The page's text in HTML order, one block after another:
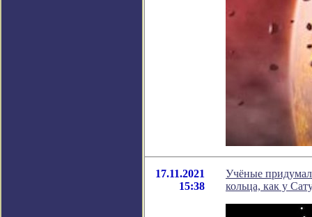
17.11.2021
15:38
Учёные
кольца, как у